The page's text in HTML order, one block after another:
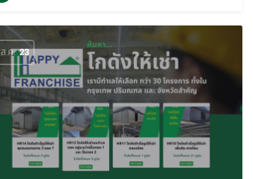
ส.ค. 23